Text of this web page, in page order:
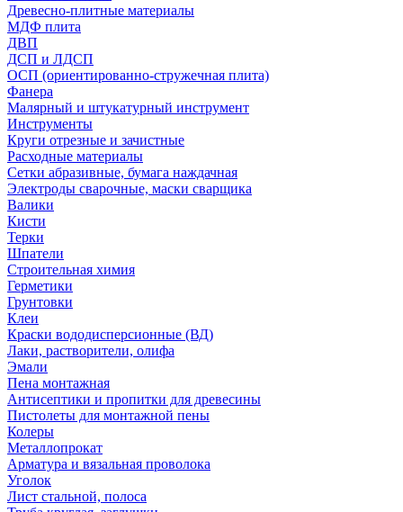
Древесно-плитные материалы
МДФ плита
ДВП
ДСП и ЛДСП
ОСП (ориентированно-стружечная плита)
Фанера
Малярный и штукатурный инструмент
Инструменты
Круги отрезные и зачистные
Расходные материалы
Сетки абразивные, бумага наждачная
Электроды сварочные, маски сварщика
Валики
Кисти
Терки
Шпатели
Строительная химия
Герметики
Грунтовки
Клеи
Краски вододисперсионные (ВД)
Лаки, растворители, олифа
Эмали
Пена монтажная
Антисептики и пропитки для древесины
Пистолеты для монтажной пены
Колеры
Металлопрокат
Арматура и вязальная проволока
Уголок
Лист стальной, полоса